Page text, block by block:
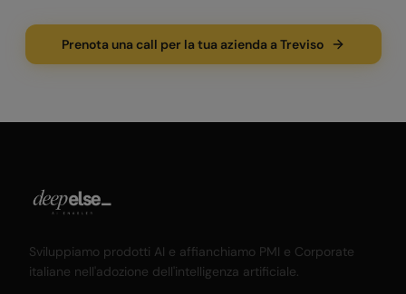
Prenota una call per la tua azienda a Treviso
Sviluppiamo prodotti AI e affianchiamo PMI e Corporate
italiane nell'adozione dell'intelligenza artificiale.